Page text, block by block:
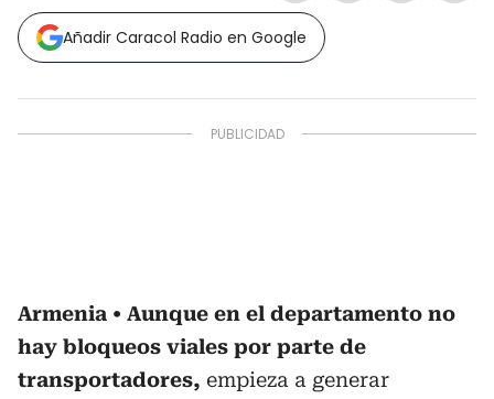
Añadir Caracol Radio en Google
Armenia
Aunque en el departamento no
hay bloqueos viales por parte de
transportadores, empieza a generar